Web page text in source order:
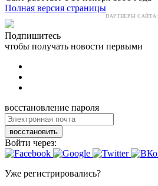
Полная версия страницы
ПАРТНЕРЫ САЙТА:
Подпишитесь
чтобы получать новости первыми
восстановление пароля
восстановить
Войти через:
Уже регистрировались?